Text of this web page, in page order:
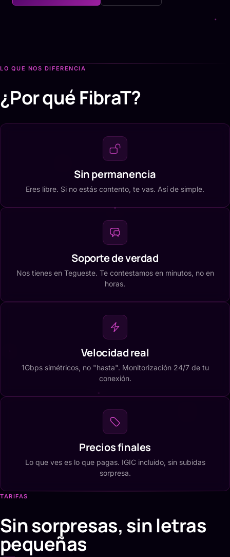
LO QUE NOS DIFERENCIA
¿Por qué FibraT?
Sin permanencia
Eres libre. Si no estás contento, te vas. Así de simple.
Soporte de verdad
Nos tienes en Tegueste. Te contestamos en minutos, no en
horas.
Velocidad real
1Gbps simétricos, no "hasta". Monitorización 24/7 de tu
conexión.
Precios finales
Lo que ves es lo que pagas. IGIC incluido, sin subidas
sorpresa.
TARIFAS
Sin sorpresas, sin letras
pequeñas